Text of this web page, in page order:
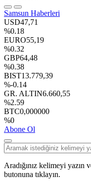
Samsun Haberleri
USD47,71
%0.18
EURO55,19
%0.32
GBP64,48
%0.38
BIST13.779,39
%-0.14
GR. ALTIN6.660,55
%2.59
BTC0,000000
%0
Abone Ol
Aradığınız kelimeyi yazın
butonuna tıklayın.